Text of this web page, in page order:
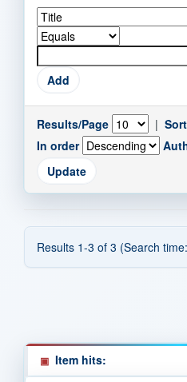
Results/Page |
In order
Results 1-3 of 3 (Search
Item hits: